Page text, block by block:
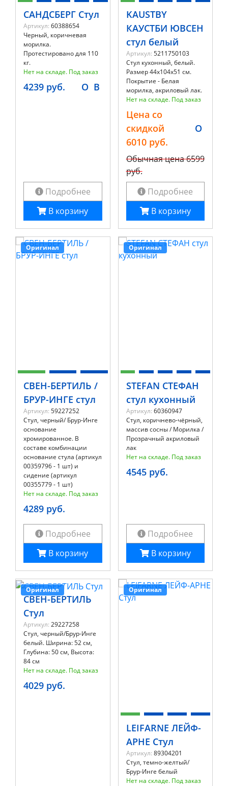
САНДСБЕРГ Стул
Артикул: 60388654
Черный, коричневая
морилка.
Протестировано для 110
кг.
Нет на складе. Под заказ
4239 руб. O B
Подробнее
В корзину
KAUSTBY
КАУСТБИ ЮВСЕН
стул белый
Артикул: 5211750103
Стул кухонный, белый.
Размер 44х104х51 см.
Покрытие - Белая
морилка, акриловый лак.
Нет на складе. Под заказ
Цена со
скидкой
6010 руб.
O
Обычная цена6599
руб.
Подробнее
В корзину
Оригинал
СВЕН-БЕРТИЛЬ /
БРУР-ИНГЕ стул
Артикул: 59227252
Стул, черный/ Брур-Инге
основание
хромированное. В
составе комбинации
основание стула (артикул
00359796 - 1 шт) и
сидение (артикул
00355779 - 1 шт)
Нет на складе. Под заказ
4289 руб.
Подробнее
В корзину
Оригинал
STEFAN СТЕФАН
стул кухонный
Артикул: 60360947
Стул, коричнево-чёрный,
массив сосны / Морилка /
Прозрачный акриловый
лак
Нет на складе. Под заказ
4545 руб.
Подробнее
В корзину
Оригинал
СВЕН-БЕРТИЛЬ
Стул
Артикул: 29227258
Стул, черный/Брур-Инге
белый. Ширина: 52 см,
Глубина: 50 см, Высота:
84 см
Нет на складе. Под заказ
4029 руб.
Оригинал
LEIFARNE ЛЕЙФ-
АРНЕ Стул
Артикул: 89304201
Стул, темно-желтый/
Брур-Инге белый
Нет на складе. Под заказ